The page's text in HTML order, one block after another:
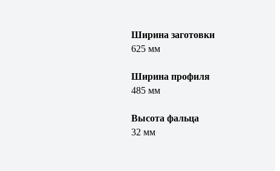
Ширина заготовки
625 мм
Ширина профиля
485 мм
Высота фальца
32 мм